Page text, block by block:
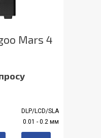
Mars 4
DLP/LCD/SLA
0.01 - 0.2 мм